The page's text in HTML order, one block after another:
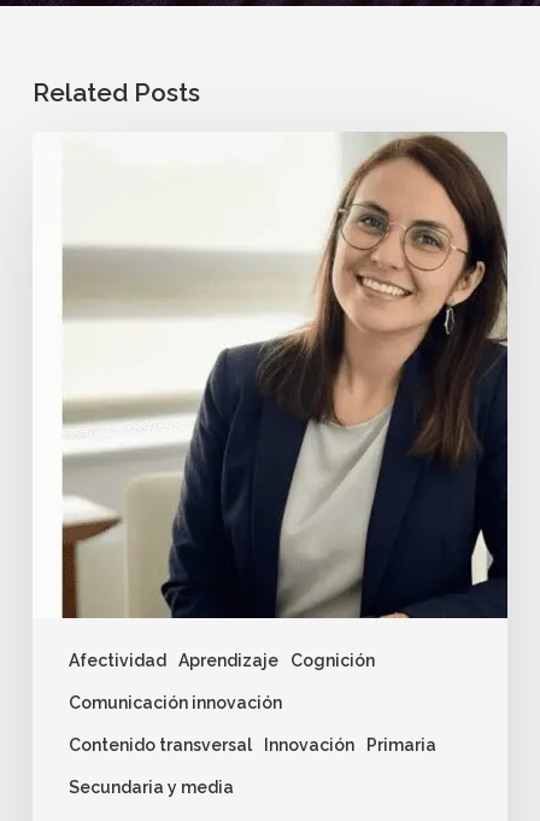
Related Posts
Afectividad Aprendizaje Cognición
Comunicación innovación
Contenido transversal Innovación Primaria
Secundaria y media